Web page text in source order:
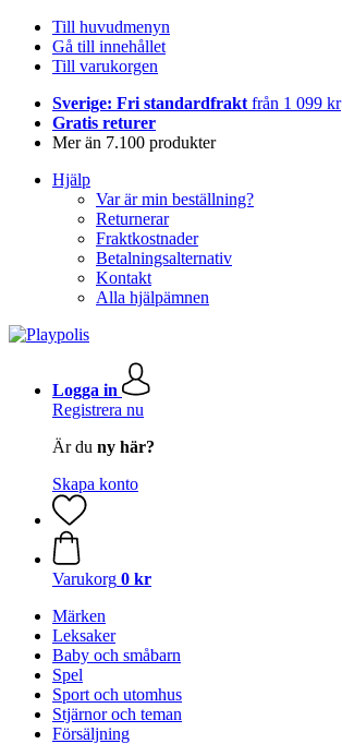
Till huvudmenyn
Gå till innehållet
Till varukorgen
Sverige: Fri standardfrakt från 1 099 kr
Gratis returer
Mer än 7.100 produkter
Hjälp
Var är min beställning?
Returnerar
Fraktkostnader
Betalningsalternativ
Kontakt
Alla hjälpämnen
Logga in
Registrera nu
Är du ny här?
Skapa konto
Varukorg 0 kr
Märken
Leksaker
Baby och småbarn
Spel
Sport och utomhus
Stjärnor och teman
Försäljning